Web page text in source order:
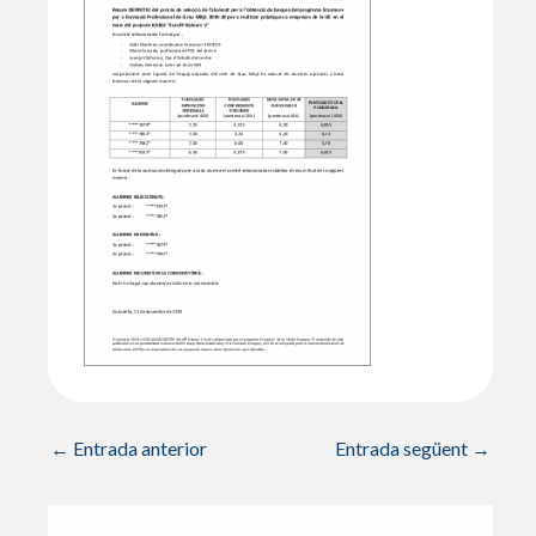
← Entrada anterior Entrada següent →